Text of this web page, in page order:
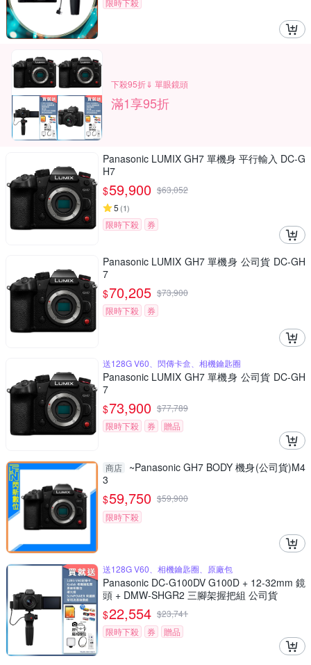
限時下殺
下殺95折⇓ 單眼鏡頭
滿1享95折
Panasonic LUMIX GH7 單機身 平行輸入 DC-G
H7
$59,900 $63,052
5 (1)
限時下殺 券
Panasonic LUMIX GH7 單機身 公司貨 DC-GH
7
$70,205 $73,900
限時下殺
券
送128G V60、閃傳卡盒、相機鑰匙圈
Panasonic LUMIX GH7 單機身 公司貨 DC-GH
7
$73,900 $77,789
限時下殺
券 贈品
商店
~Panasonic GH7 BODY 機身(公司貨)M4
3
$59,750 $59,900
限時下殺
送128G V60、相機鑰匙圈、原廠包
Panasonic DC-G100DV G100D + 12-32mm 鏡
頭 + DMW-SHGR2 三腳架握把組 公司貨
$22,554 $23,741
限時下殺
券 贈品